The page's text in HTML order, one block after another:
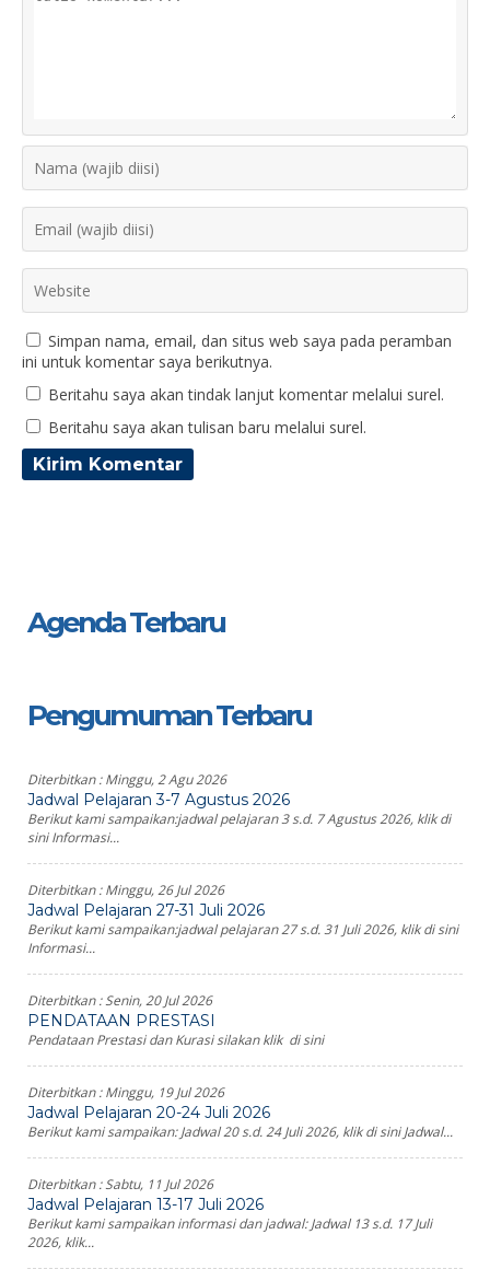
Simpan nama, email, dan situs web saya pada peramban
ini untuk komentar saya berikutnya.
Beritahu saya akan tindak lanjut komentar melalui surel.
Beritahu saya akan tulisan baru melalui surel.
Agenda Terbaru
Pengumuman Terbaru
Diterbitkan :Minggu, 2 Agu 2026
Jadwal Pelajaran 3-7 Agustus 2026
Berikut kami sampaikan:jadwal pelajaran 3 s.d. 7 Agustus 2026, klik di
sini Informasi...
Diterbitkan :Minggu, 26 Jul 2026
Jadwal Pelajaran 27-31 Juli 2026
Berikut kami sampaikan:jadwal pelajaran 27 s.d. 31 Juli 2026, klik di sini
Informasi...
Diterbitkan :Senin, 20 Jul 2026
PENDATAAN PRESTASI
Pendataan Prestasi dan Kurasi silakan klik di sini
Diterbitkan :Minggu, 19 Jul 2026
Jadwal Pelajaran 20-24 Juli 2026
Berikut kami sampaikan: Jadwal 20 s.d. 24 Juli 2026, klik di sini Jadwal...
Diterbitkan :Sabtu, 11 Jul 2026
Jadwal Pelajaran 13-17 Juli 2026
Berikut kami sampaikan informasi dan jadwal: Jadwal 13 s.d. 17 Juli
2026, klik...